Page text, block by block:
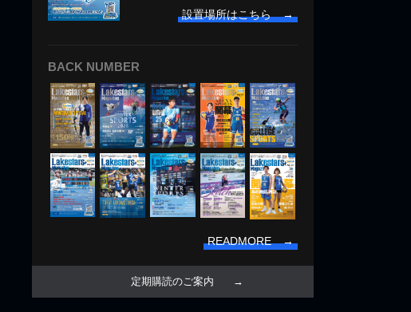
設置場所はこちら →
BACK NUMBER
READMORE →
定期購読のご案内